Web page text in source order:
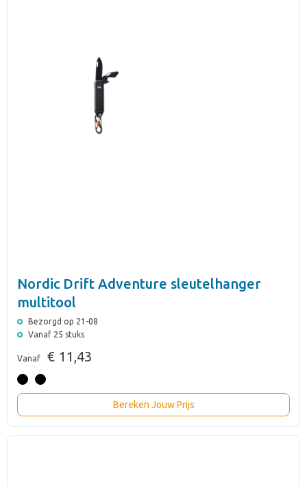
Nordic Drift Adventure sleutelhanger
multitool
Bezorgd op 21-08
Vanaf 25 stuks
Vanaf € 11,43
Bereken Jouw Prijs